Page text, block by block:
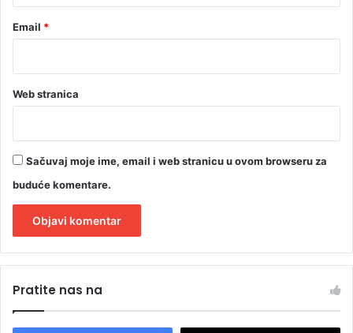
Email *
Web stranica
Sačuvaj moje ime, email i web stranicu u ovom browseru za
buduće komentare.
tPratite nas na